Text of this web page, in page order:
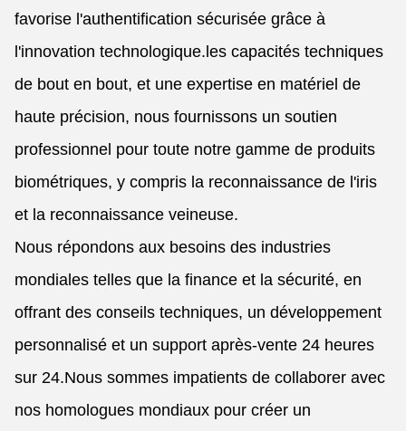
favorise l'authentification sécurisée grâce à
l'innovation technologique.les capacités techniques
de bout en bout, et une expertise en matériel de
haute précision, nous fournissons un soutien
professionnel pour toute notre gamme de produits
biométriques, y compris la reconnaissance de l'iris
et la reconnaissance veineuse.
Nous répondons aux besoins des industries
mondiales telles que la finance et la sécurité, en
offrant des conseils techniques, un développement
personnalisé et un support après-vente 24 heures
sur 24.Nous sommes impatients de collaborer avec
nos homologues mondiaux pour créer un